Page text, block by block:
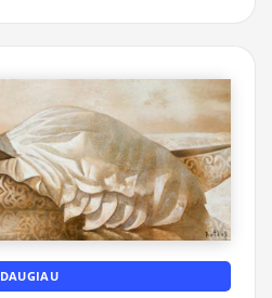
DAUGIAU